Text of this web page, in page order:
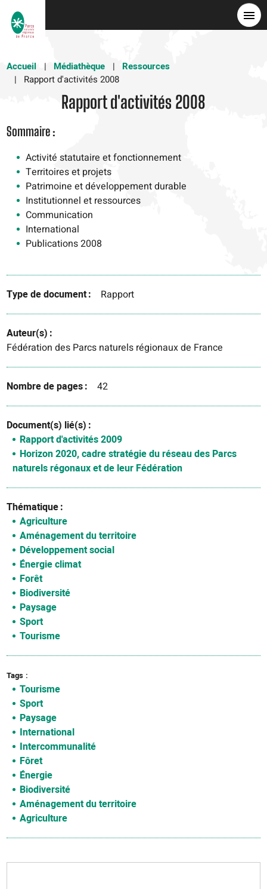
Accueil
Médiathèque
Ressources
Rapport d'activités 2008
Rapport d'activités 2008
Sommaire :
Activité statutaire et fonctionnement
Territoires et projets
Patrimoine et développement durable
Institutionnel et ressources
Communication
International
Publications 2008
Type de document Rapport
Auteur(s)
Fédération des Parcs naturels régionaux de France
Nombre de pages 42
Document(s) lié(s)
Rapport d'activités 2009
Horizon 2020, cadre stratégie du réseau des Parcs
naturels régonaux et de leur Fédération
Thématique
Agriculture
Aménagement du territoire
Développement social
Énergie climat
Forêt
Biodiversité
Paysage
Sport
Tourisme
Tags
Tourisme
Sport
Paysage
International
Intercommunalité
Fôret
Énergie
Biodiversité
Aménagement du territoire
Agriculture